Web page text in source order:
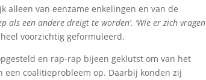
alleen van eenzame enkelingen en van de
als een andere dreigt te worden’. ‘Wie er zich vragen
heel voorzichtig geformuleerd.
en rap-rap bijeen geklutst om van het
coalitieprobleem op. Daarbij konden zij